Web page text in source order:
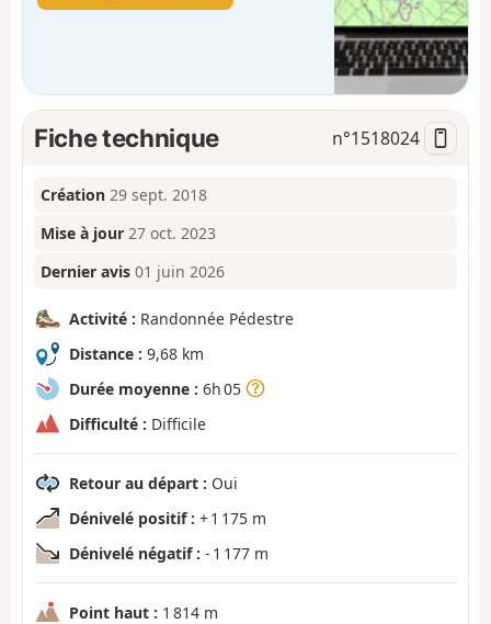
Fiche technique n°1518024
Création 29 sept. 2018
Mise à jour 27 oct. 2023
Dernier avis 01 juin 2026
Activité : Randonnée Pédestre
Distance : 9,68 km
Durée moyenne : 6h 05
Difficulté : Difficile
Retour au départ : Oui
Dénivelé positif : + 1 175 m
Dénivelé négatif : - 1 177 m
Point haut : 1 814 m